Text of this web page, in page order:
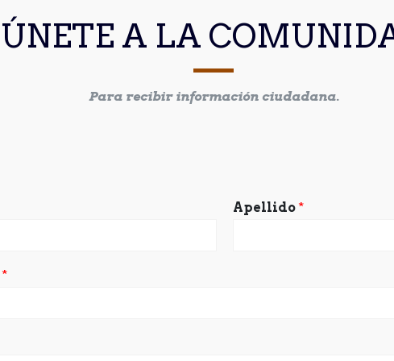
ÚNETE A LA
Para recibir información ciudadana.
Apellido *
*